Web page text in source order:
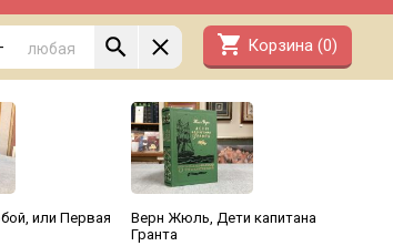
- shopping_cart Корзина (0)
или Первая
Верн Жюль, Дети капитана
Гранта